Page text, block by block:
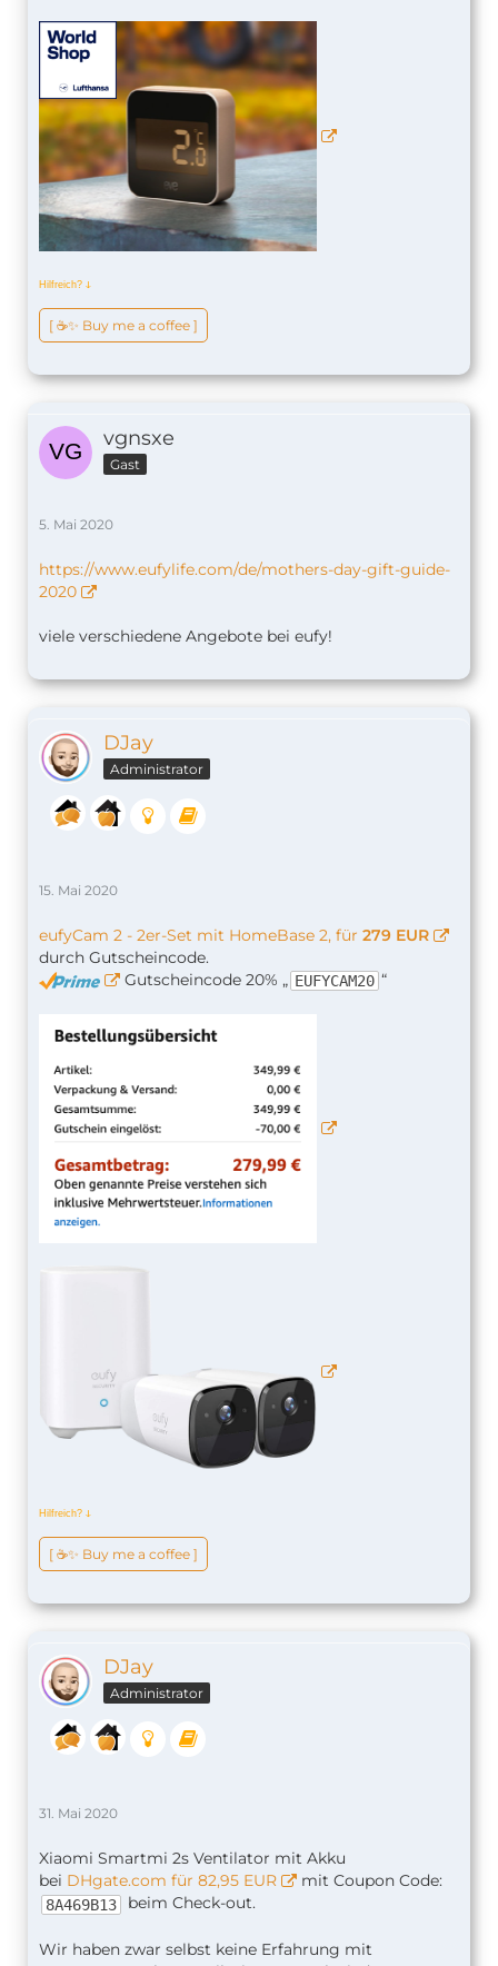
Hilfreich? ↆ
[ ☕️✨ Buy me a coffee ]
vgnsxe
Gast
5. Mai 2020
https://www.eufylife.com/de/mothers-day-gift-guide-
2020
viele verschiedene Angebote bei eufy!
DJay
Administrator
15. Mai 2020
eufyCam 2 - 2er-Set mit HomeBase 2, für 279 EUR
durch Gutscheincode.
Gutscheincode 20% „ EUFYCAM20 “
Hilfreich? ↆ
[ ☕️✨ Buy me a coffee ]
DJay
Administrator
31. Mai 2020
Xiaomi Smartmi 2s Ventilator mit Akku
bei DHgate.com für 82,95 EUR mit Coupon Code:
8A469B13 beim Check-out.
Wir haben zwar selbst keine Erfahrung mit